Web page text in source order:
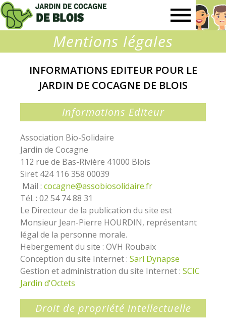
de
Cocagne
de
Blois
Mentions légales
INFORMATIONS EDITEUR POUR LE
JARDIN DE COCAGNE DE BLOIS
Informations Editeur
Association Bio-Solidaire
Jardin de Cocagne
112 rue de Bas-Rivière 41000 Blois
Siret 424 116 358 00039
Mail : cocagne@assobiosolidaire.fr
Tél. : 02 54 74 88 31
Le Directeur de la publication du site est
Monsieur Jean-Pierre HOURDIN, représentant
légal de la personne morale.
Hebergement du site : OVH Roubaix
Conception du site Internet : Sarl Dynapse
Gestion et administration du site Internet : SCIC
Jardin d'Octets
Droit de propriété intellectuelle